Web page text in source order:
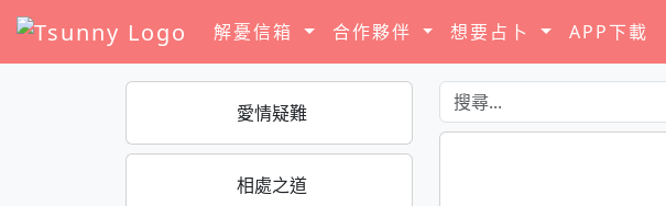
解憂信箱 合作夥伴 想要占卜 APP下載
愛情疑難
相處之道